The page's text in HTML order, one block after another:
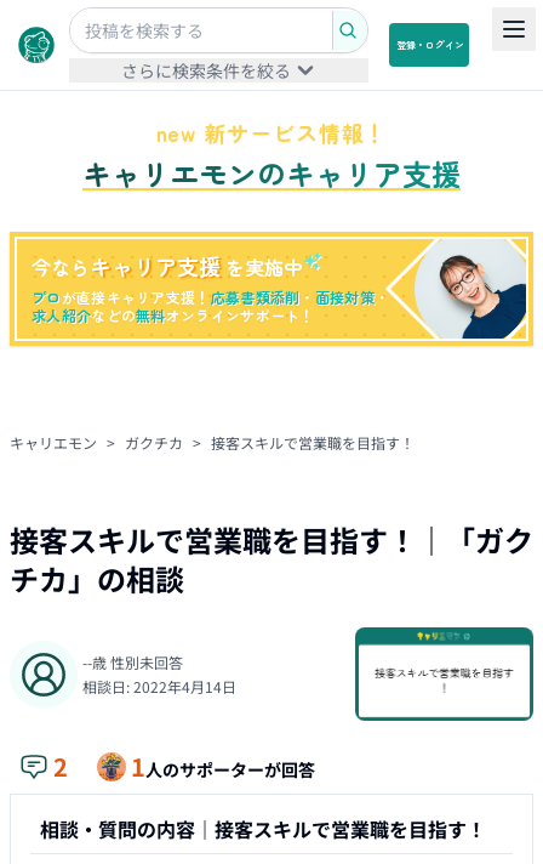
さらに検索条件を絞る
登録・ログイン
new 新サービス情報！
キャリエモンのキャリア支援
今なら キャリア支援 を実施中
プロが直接キャリア支援！応募書類添削 ・ 面接対策・
求人紹介などの無料オンラインサポート！
キャリエモン > ガクチカ > 接客スキルで営業職を目指す！
接客スキルで営業職を目指す！ ｜「ガク
チカ」の相談
--歳性別未回答
相談日:2022年4月14日
2 1人のサポーターが回答
相談・質問の内容｜ 接客スキルで営業職を目指す！